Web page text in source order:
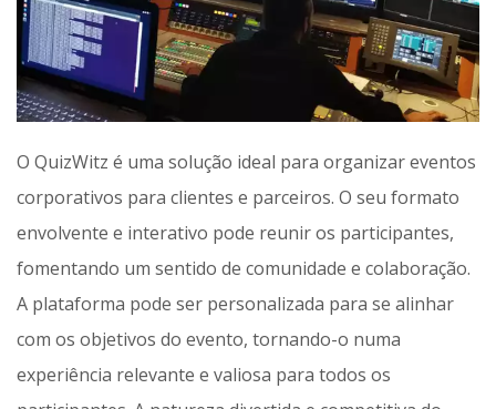
O QuizWitz é uma solução ideal para organizar eventos
corporativos para clientes e parceiros. O seu formato
envolvente e interativo pode reunir os participantes,
fomentando um sentido de comunidade e colaboração.
A plataforma pode ser personalizada para se alinhar
com os objetivos do evento, tornando-o numa
experiência relevante e valiosa para todos os